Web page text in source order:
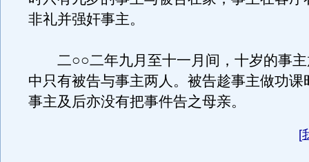
非礼并强奸事主。
二○○二年九月至十一月间，十岁的事主
中只有被告与事主两人。被告趁事主做功课
事主及后亦没有把事件告之母亲。
[